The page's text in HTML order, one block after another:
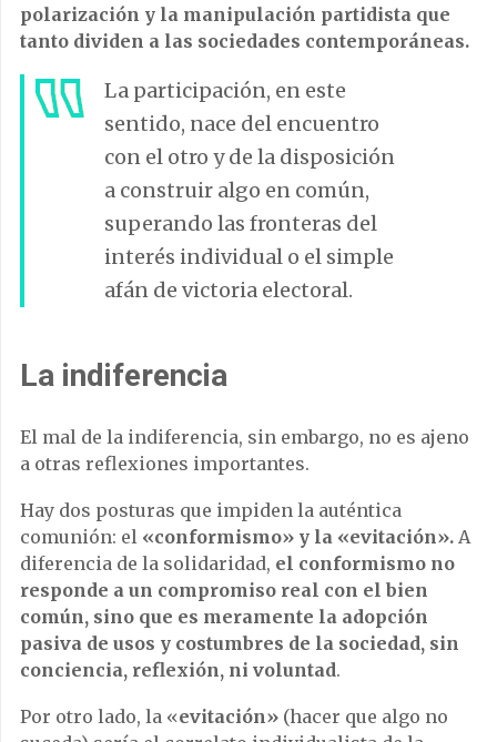
polarización y la manipulación partidista que
tanto dividen a las sociedades contemporáneas.
La participación, en este
sentido, nace del encuentro
con el otro y de la disposición
a construir algo en común,
superando las fronteras del
interés individual o el simple
afán de victoria electoral.
La indiferencia
El mal de la indiferencia, sin embargo, no es ajeno
a otras reflexiones importantes.
Hay dos posturas que impiden la auténtica
comunión: el «conformismo» y la «evitación». A
diferencia de la solidaridad, el conformismo no
responde a un compromiso real con el bien
común, sino que es meramente la adopción
pasiva de usos y costumbres de la sociedad, sin
conciencia, reflexión, ni voluntad.
Por otro lado, la «evitación» (hacer que algo no